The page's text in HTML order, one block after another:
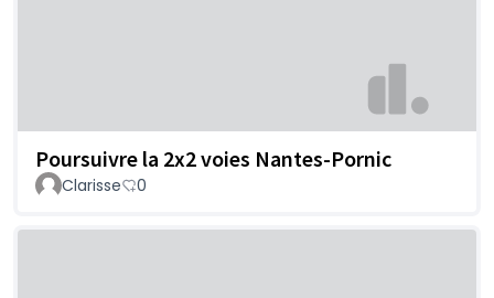
Poursuivre la 2x2 voies Nantes-Pornic
Clarisse 0